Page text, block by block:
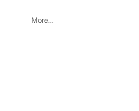
More...